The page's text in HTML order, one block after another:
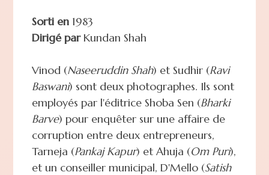
Sorti en1983
Dirigé parKundan Shah
Vinod (Naseeruddin Shah) et Sudhir (Ravi
Baswani) sont deux photographes. Ils sont
employés par l'éditrice Shoba Sen (Bharki
Barve) pour enquêter sur une affaire de
corruption entre deux entrepreneurs,
Tarneja (Pankaj Kapur) et Ahuja (Om Puri),
et un conseiller municipal, D'Mello (Satish